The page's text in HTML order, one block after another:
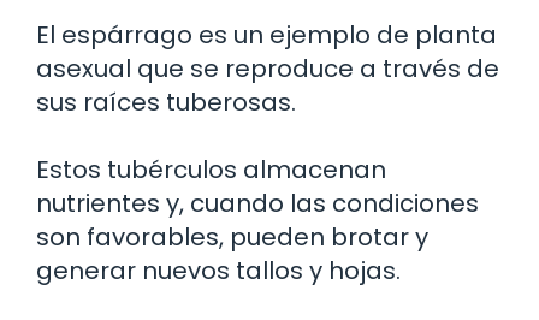
El espárrago es un ejemplo de planta
asexual que se reproduce a través de
sus raíces tuberosas.
Estos tubérculos almacenan
nutrientes y, cuando las condiciones
son favorables, pueden brotar y
generar nuevos tallos y hojas.